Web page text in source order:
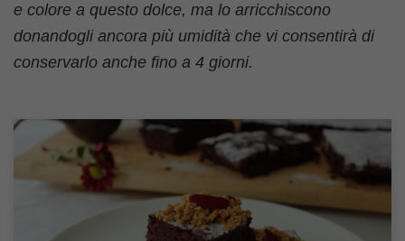
e colore a questo dolce, ma lo arricchiscono
donandogli ancora più umidità che vi consentirà di
conservarlo anche fino a 4 giorni.